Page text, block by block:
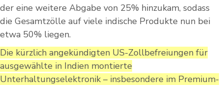
der eine weitere Abgabe von 25% hinzukam, sodass
die Gesamtzölle auf viele indische Produkte nun bei
etwa 50% liegen.
Die kürzlich angekündigten US-Zollbefreiungen für
ausgewählte in Indien montierte
Unterhaltungselektronik – insbesondere im Premium-